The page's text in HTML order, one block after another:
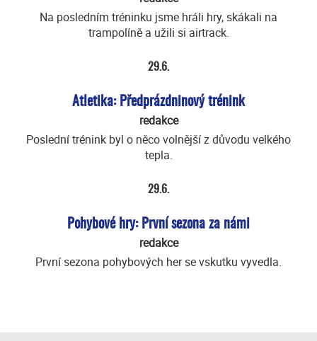
Na posledním tréninku jsme hráli hry, skákali na
trampolíně a užili si airtrack.
29.6.
Atletika: Předprázdninový trénink
redakce
Poslední trénink byl o něco volnější z důvodu velkého
tepla.
29.6.
Pohybové hry: První sezona za námi
redakce
První sezona pohybových her se vskutku vyvedla.